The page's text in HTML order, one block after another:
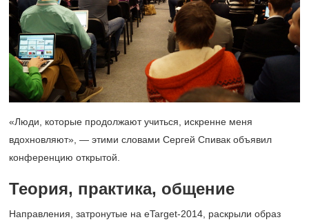
«Люди, которые продолжают учиться, искренне меня
вдохновляют», — этими словами Сергей Спивак объявил
конференцию открытой.
Теория, практика, общение
Направления, затронутые на eTarget-2014, раскрыли образ